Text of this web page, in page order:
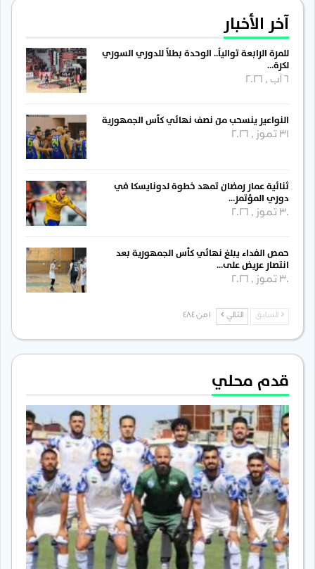
آخر الأخبار
للمرة الرابعة توالياً.. الوحدة بطلاً للدوري السوري
لكرة…
النواعير ينسحب من نصف نهائي كأس الجمهورية
31 تموز , 2026
ثنائية عمار رمضان تمهد خطوة لدونايسكا في
دوري المؤتمر…
30 تموز , 2026
حمص الفداء يبلغ نهائي كأس الجمهورية بعد
انتصار عريض على…
30 تموز , 2026
السابق التالي
قدم محلي